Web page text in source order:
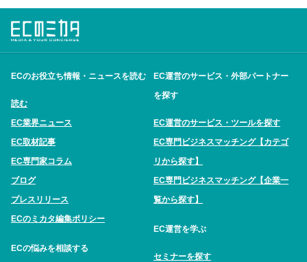
ECのお役立ち情報・ニュースを読む
読む
EC業界ニュース
EC取材記事
EC専門家コラム
ブログ
プレスリリース
ECのミカタ編集ポリシー
ECの悩みを相談する
EC運営のサービス・外部パートナー
を探す
EC運営のサービス・ツールを探す
EC専門ビジネスマッチング【カテゴ
リから探す】
EC専門ビジネスマッチング【企業一
覧から探す】
EC運営を学ぶ
セミナーを探す